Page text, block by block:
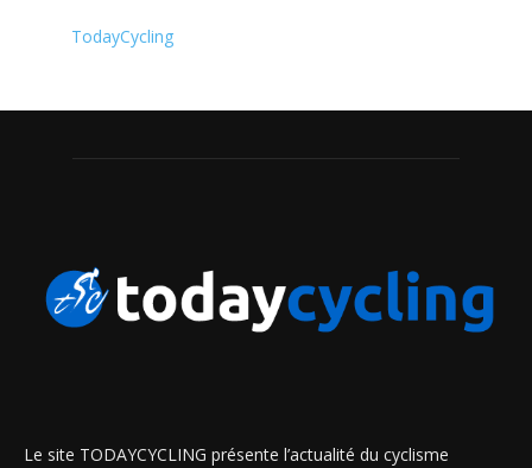
TodayCycling
Le site TODAYCYCLING présente l’actualité du cyclisme